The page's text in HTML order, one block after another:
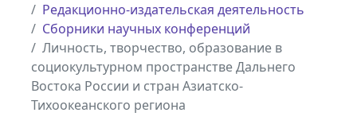
Редакционно-издательская деятельность
Сборники научных конференций
Личность, творчество, образование в
социокультурном пространстве Дальнего
Востока России и стран Азиатско-
Тихоокеанского региона